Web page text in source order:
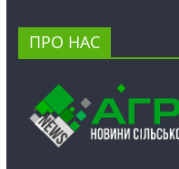
ПРО НАС